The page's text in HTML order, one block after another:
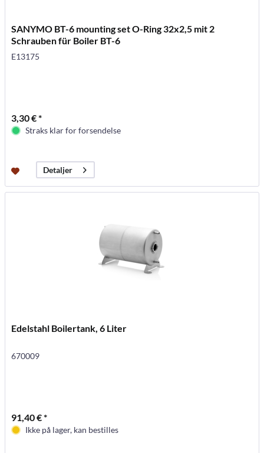
SANYMO BT-6 mounting set O-Ring 32x2,5 mit 2
Schrauben für Boiler BT-6
E13175
3,30 € *
Straks klar for forsendelse
Detaljer
Edelstahl Boilertank, 6 Liter
670009
91,40 € *
Ikke på lager, kan bestilles